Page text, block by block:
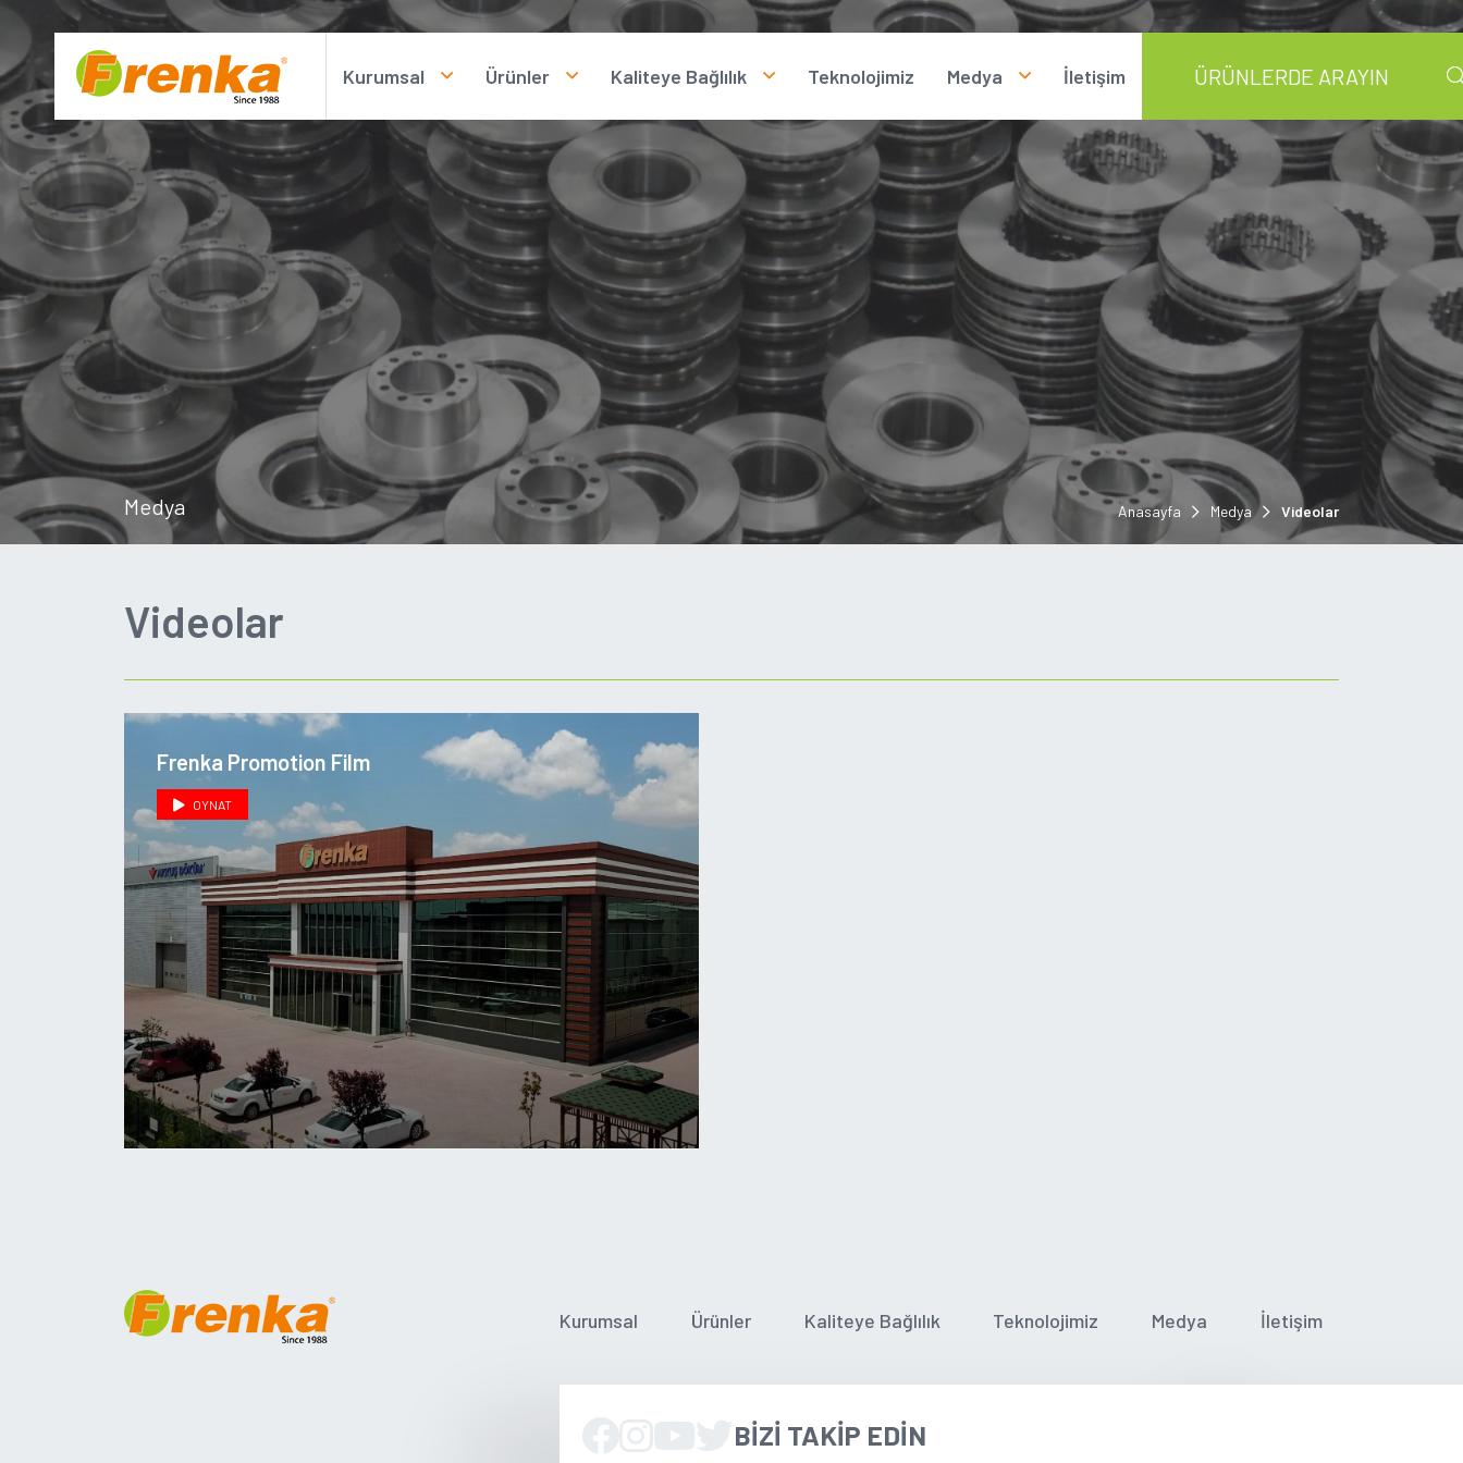
Kurumsal
Hakkımızda
Kişisel Verilerin Korunması
Ürünler
Fren Diskleri
Fren Kampanaları
Kaliteye Bağlılık
Kalite Politikamız
İnsan Kaynakları
Kalite Sertifikalarımız
Teknolojimiz Medya
Fotoğraflar
Videolar
İndirmeler
Haberler
İletişim
Medya Anasayfa Medya Videolar
Videolar
Frenka Promotion Film
OYNAT
Kurumsal Ürünler Kaliteye Bağlılık Teknolojimiz Medya İletişim
BIZI TAKIP EDIN